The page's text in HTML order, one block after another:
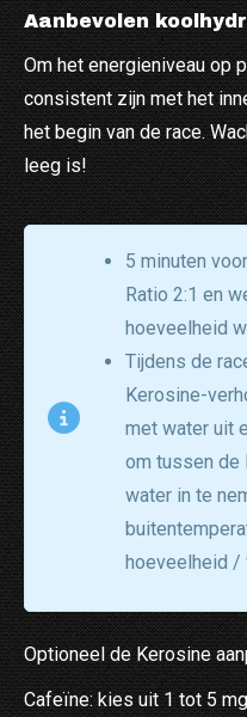
Aanbevolen
Om het energieniveau op
consistent zijn met het
het begin van de race.
leeg is!
5 minuten
Ratio 2:1 en
hoeveelheid
Tijdens de
Kerosine-
met water uit
om tussen de
water in te
hoeveelheid /
Optioneel de Kerosine
Cafeïne: kies uit 1 tot 5